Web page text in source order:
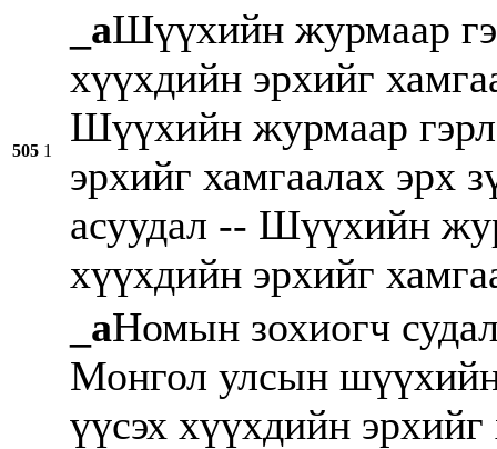
505 1
_aШүүхийн журмаар
хүүхдийн эрхийг
Шүүхийн журмаар
эрхийг хамгаалах эрх
асуудал -- Шүүхийн
хүүхдийн эрхийг
_aНомын зохиогч
Монгол улсын шүүхийн
үүсэх хүүхдийн